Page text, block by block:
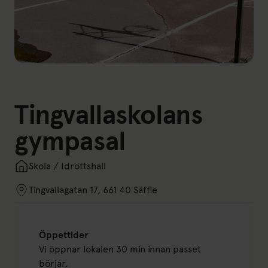
Tingvallaskolans
gympasal
Skola / Idrottshall
Tingvallagatan 17, 661 40 Säffle
Öppettider
Vi öppnar lokalen 30 min innan passet
börjar.